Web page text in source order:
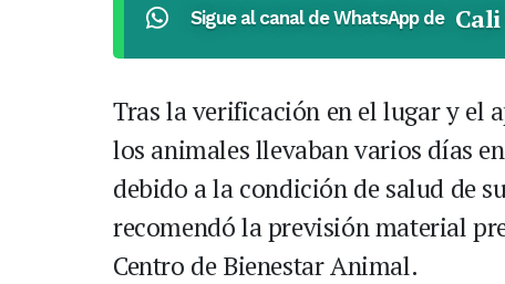
Sigue al canal de WhatsApp de
Tras la verificación en el lugar y el
los animales llevaban varios días
debido a la condición de salud de
recomendó la previsión material
Centro de Bienestar Animal.